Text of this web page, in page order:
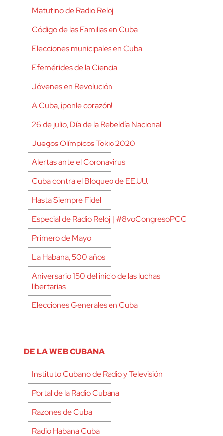
Matutino de Radio Reloj
Código de las Familias en Cuba
Elecciones municipales en Cuba
Efemérides de la Ciencia
Jóvenes en Revolución
A Cuba, ¡ponle corazón!
26 de julio, Día de la Rebeldía Nacional
Juegos Olímpicos Tokio 2020
Alertas ante el Coronavirus
Cuba contra el Bloqueo de EE.UU.
Hasta Siempre Fidel
Especial de Radio Reloj | #8voCongresoPCC
Primero de Mayo
La Habana, 500 años
Aniversario 150 del inicio de las luchas
libertarias
Elecciones Generales en Cuba
DE LA WEB CUBANA
Instituto Cubano de Radio y Televisión
Portal de la Radio Cubana
Razones de Cuba
Radio Habana Cuba